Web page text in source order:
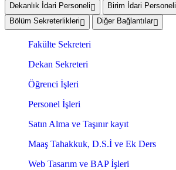
Dekanlık İdari Personeli
Birim İdari Personeli
Bölüm Sekreterlikleri
Diğer Bağlantılar
Fakülte Sekreteri
Dekan Sekreteri
Öğrenci İşleri
Personel İşleri
Satın Alma ve Taşınır kayıt
Maaş Tahakkuk, D.S.İ ve Ek Ders
Web Tasarım ve BAP İşleri